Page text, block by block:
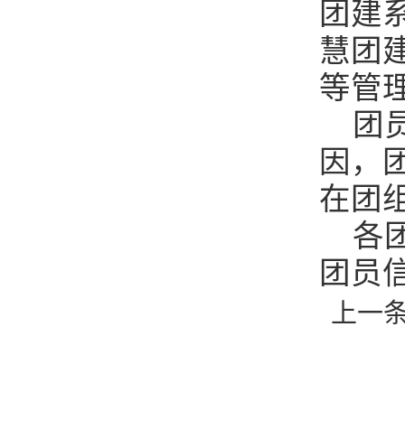
团建
慧团
等管
团
因，
在团
各
团员
上一